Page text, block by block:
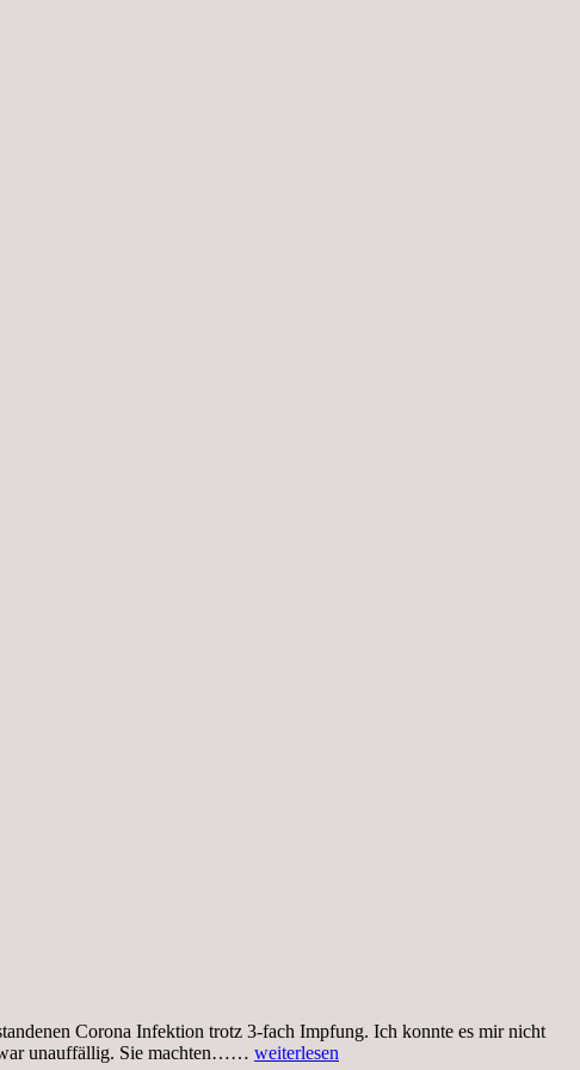
Corona Infektion trotz 3-fach Impfung. Ich konnte es mir nicht
war unauffällig. Sie machten…… Mittwoch,
weiterlesen